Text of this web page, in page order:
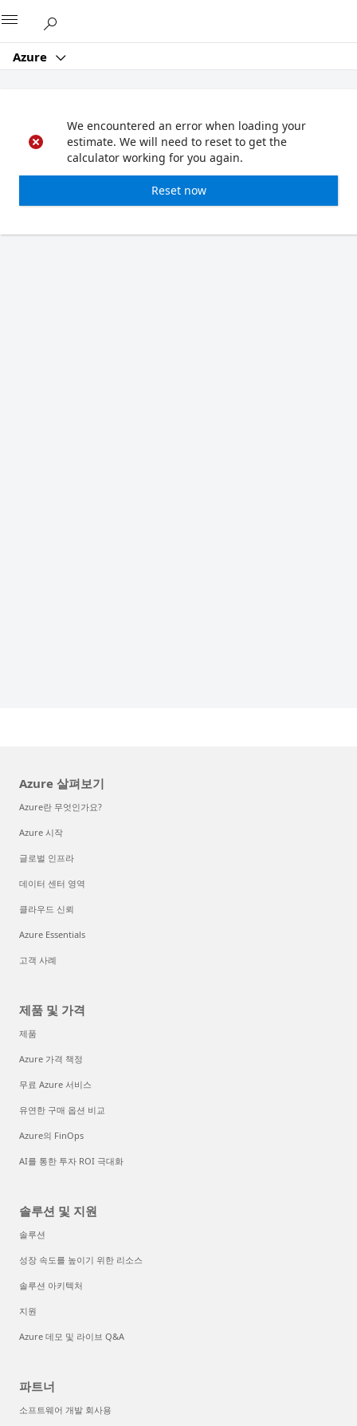
Azure
We encountered an error when loading your
estimate. We will need to reset to get the
calculator working for you again.
Reset now
Azure 살펴보기
Azure란 무엇인가요?
Azure 시작
글로벌 인프라
데이터 센터 영역
클라우드 신뢰
Azure Essentials
고객 사례
제품 및 가격
제품
Azure 가격 책정
무료 Azure 서비스
유연한 구매 옵션 비교
Azure의 FinOps
AI를 통한 투자 ROI 극대화
솔루션 및 지원
솔루션
성장 속도를 높이기 위한 리소스
솔루션 아키텍처
지원
Azure 데모 및 라이브 Q&A
파트너
소프트웨어 개발 회사용